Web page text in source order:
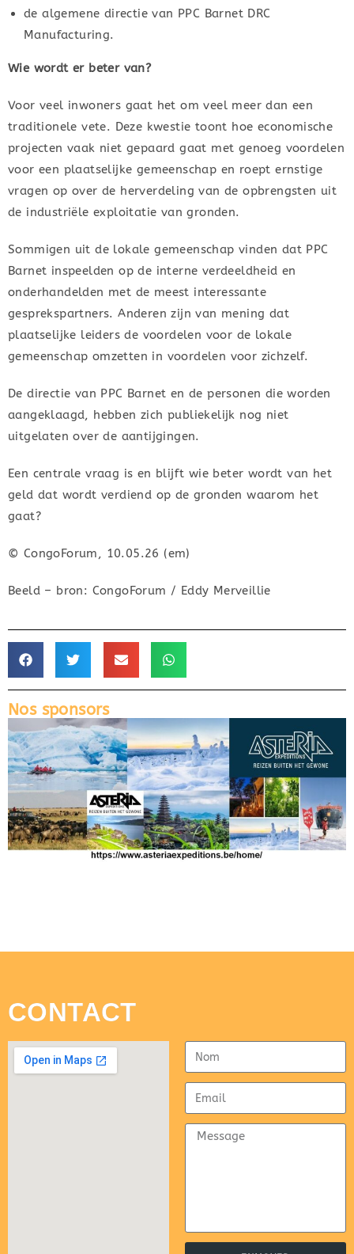
de algemene directie van PPC Barnet DRC
Manufacturing.
Wie wordt er beter van?
Voor veel inwoners gaat het om veel meer dan een
traditionele vete. Deze kwestie toont hoe economische
projecten vaak niet gepaard gaat met genoeg voordelen
voor een plaatselijke gemeenschap en roept ernstige
vragen op over de herverdeling van de opbrengsten uit
de industriële exploitatie van gronden.
Sommigen uit de lokale gemeenschap vinden dat PPC
Barnet inspeelden op de interne verdeeldheid en
onderhandelden met de meest interessante
gesprekspartners. Anderen zijn van mening dat
plaatselijke leiders de voordelen voor de lokale
gemeenschap omzetten in voordelen voor zichzelf.
De directie van PPC Barnet en de personen die worden
aangeklaagd, hebben zich publiekelijk nog niet
uitgelaten over de aantijgingen.
Een centrale vraag is en blijft wie beter wordt van het
geld dat wordt verdiend op de gronden waarom het
gaat?
© CongoForum, 10.05.26 (em)
Beeld – bron: CongoForum / Eddy Merveillie
Nos sponsors
CONTACT